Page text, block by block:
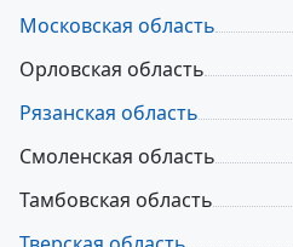
Московская область
Орловская область
Рязанская область
Смоленская область
Тамбовская область